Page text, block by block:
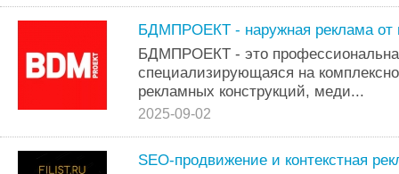
БДМПРОЕКТ - наружная реклама от
БДМПРОЕКТ - это
специализирующаяся на
рекламных конструкций, меди...
2025-09-02
SEO-продвижение и контекстная